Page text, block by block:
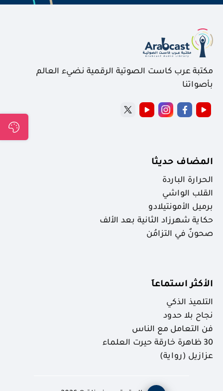
مكتبة عرب كاست الصوتية الرقمية نضيء العالم
بأصواتنا
المضاف حديثا
الحرارة الباردة
القلب الواشي
برميل الأمونتيلادو
حكاية شهرزاد الثانية بعد الألف
صحونٌ في التزامُن
الأكثر استماعاَ
التلميذ الذكي
نجاح بلا حدود
فن التعامل مع الناس
30 ظاهرة خارقة حيرت العلماء
عزازيل (رواية)